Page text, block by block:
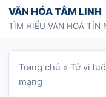
Chuyển tới nội dung
VĂN HÓA TÂM LINH
TÌM HIỂU VĂN HOÁ TÍN
Trang chủ » Tử vi
mạng